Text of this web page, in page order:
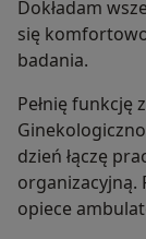
Dokładam
się
badania.
Pełnię funkcję
dzień łączę
organizacyjną.
opiece